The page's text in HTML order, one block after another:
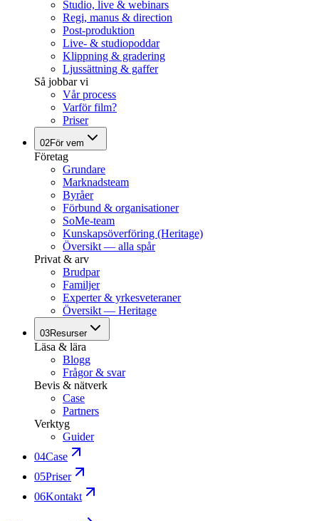
Studio, live & webinars
Regi, manus & direction
Post-produktion
Live- & studiopoddar
Klippning & gradering
Ljussättning & gaffer
Så jobbar vi
Vår process
Varför film?
Priser
02För vem
Företag
Grundare
Marknadsteam
Byråer
Förbund & organisationer
SoMe-team
Kunskapsöverföring (Heritage)
Översikt — alla spår
Privat & arv
Brudpar
Familjer
Experter & yrkesveteraner
Översikt — Heritage
03Resurser
Läsa & lära
Blogg
Frågor & svar
Bevis & nätverk
Case
Partners
Verktyg
Guider
04Case
05Priser
06Kontakt